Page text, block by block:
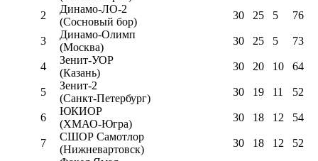
2
Динамо-ЛО-2
(Сосновый бор)
30 25 5 76
3
Динамо-Олимп
(Москва)
30 25 5 73
4
Зенит-УОР
(Казань)
30 20 10 64
5
Зенит-2
(Санкт-Петербург)
30 19 11 52
6
ЮКИОР
(ХМАО-Югра)
30 18 12 54
7
СШОР Самотлор
(Нижневартовск)
30 18 12 52